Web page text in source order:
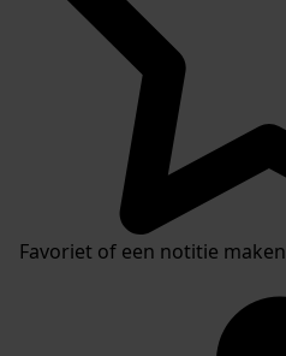
Favoriet of een notitie maken